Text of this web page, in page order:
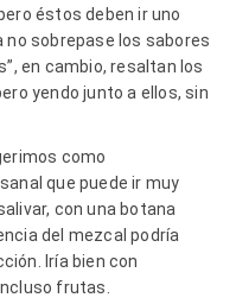
éstos deben ir uno
no sobrepase los sabores
en cambio, resaltan los
yendo junto a ellos, sin
como
que puede ir muy
con una botana
del mezcal podría
Iría bien con
frutas.